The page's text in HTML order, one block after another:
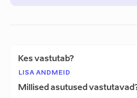
Kes vastutab?
LISA ANDMEID
Millised asutused